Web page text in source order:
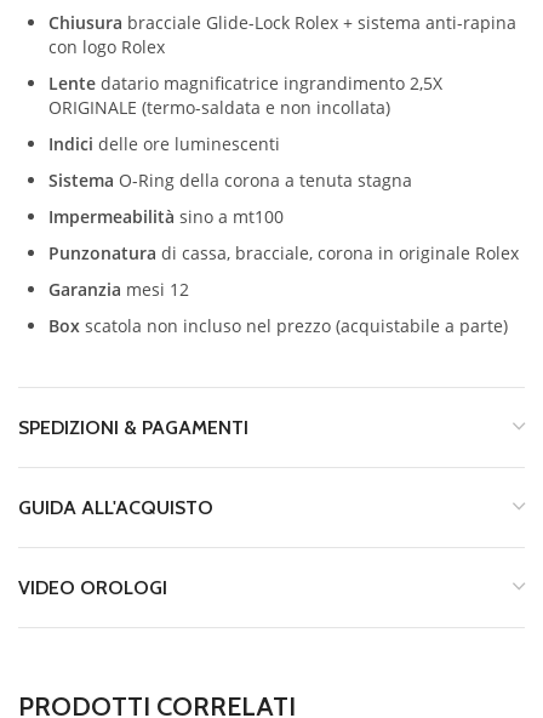
Chiusura bracciale Glide-Lock Rolex + sistema anti-rapina
con logo Rolex
Lente datario magnificatrice ingrandimento 2,5X
ORIGINALE (termo-saldata e non incollata)
Indici delle ore luminescenti
Sistema O-Ring della corona a tenuta stagna
Impermeabilità sino a mt100
Punzonatura di cassa, bracciale, corona in originale Rolex
Garanzia mesi 12
Box scatola non incluso nel prezzo (acquistabile a parte)
SPEDIZIONI & PAGAMENTI
GUIDA ALL'ACQUISTO
VIDEO OROLOGI
PRODOTTI CORRELATI